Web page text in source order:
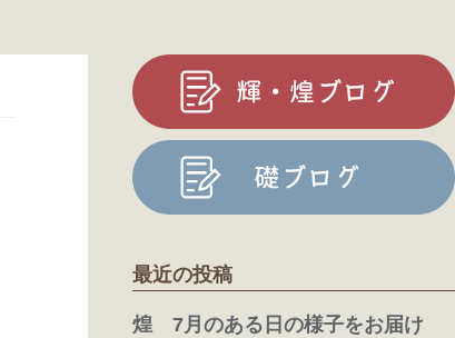
最近の投稿
煌 7月のある日の様子をお届け